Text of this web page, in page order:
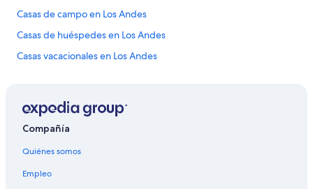
Casas de campo en Los Andes
Casas de huéspedes en Los Andes
Casas vacacionales en Los Andes
Condominios en Los Andes
Ranchos en Los Andes
Compañía
Quiénes somos
Empleo